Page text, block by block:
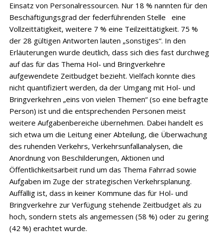
Einsatz von Personal­ressourcen. Nur 18 % nannten für den
Beschäftigungsgrad der federführenden Stelle eine
Vollzeittätigkeit, weitere 7 % eine Teilzeittätigkeit. 75 %
der 28 gültigen Antworten lauten „sonstiges“. In den
Erläuterungen wurde deutlich, dass sich dies fast durchweg
auf das für das Thema Hol- und Bringverkehre
aufgewendete Zeitbudget bezieht. Vielfach konnte dies
nicht quantifiziert werden, da der Umgang mit Hol- und
Bringverkehren „eins von vielen Themen“ (so eine befragte
Person) ist und die entsprechenden Personen meist
weitere Aufgabenbereiche übernehmen. Dabei handelt es
sich etwa um die Leitung einer Abteilung, die Überwachung
des ruhenden Verkehrs, Verkehrsunfallanalysen, die
Anordnung von Beschilderungen, Aktionen und
Öffentlichkeitsarbeit rund um das Thema Fahrrad sowie
Aufgaben im Zuge der strategischen Verkehrsplanung.
Auffällig ist, dass in keiner Kommune das für Hol- und
Bringverkehre zur Verfügung stehende Zeitbudget als zu
hoch, sondern stets als angemessen (58 %) oder zu gering
(42 %) erachtet wurde.